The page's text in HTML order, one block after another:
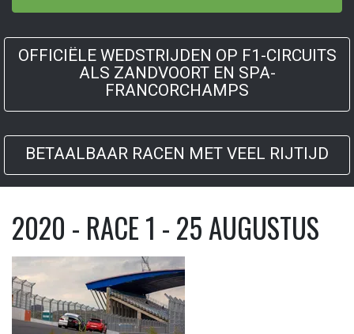
OFFICIËLE WEDSTRIJDEN OP F1-CIRCUITS
ALS ZANDVOORT EN SPA-
FRANCORCHAMPS
BETAALBAAR RACEN MET VEEL RIJTIJD
2020 - RACE 1 - 25 AUGUSTUS